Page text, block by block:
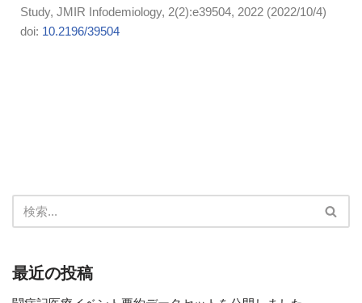
Study, JMIR Infodemiology, 2(2):e39504, 2022 (2022/10/4)
doi: 10.2196/39504
最近の投稿